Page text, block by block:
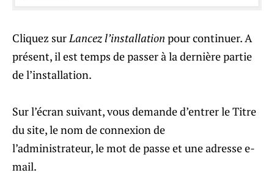
Cliquez surLancez l’installation pour continuer. A
présent, il est temps de passer à la dernière partie
de l’installation.
Sur l’écran suivant, vous demande d’entrer le Titre
du site, le nom de connexion de
l’administrateur, le mot de passe et une adresse e-
mail.